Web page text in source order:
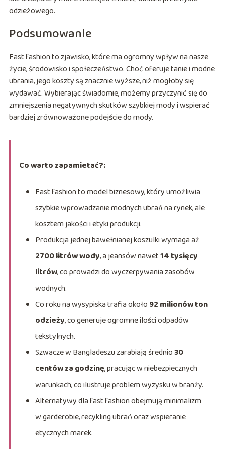
odzieżowego.
Podsumowanie
Fast fashion to zjawisko, które ma ogromny wpływ na nasze
życie, środowisko i społeczeństwo. Choć oferuje tanie i modne
ubrania, jego koszty są znacznie wyższe, niż mogłoby się
wydawać. Wybierając świadomie, możemy przyczynić się do
zmniejszenia negatywnych skutków szybkiej mody i wspierać
bardziej zrównoważone podejście do mody.
Co warto zapamietać?:
Fast fashion to model biznesowy, który umożliwia
szybkie wprowadzanie modnych ubrań na rynek, ale
kosztem jakości i etyki produkcji.
Produkcja jednej bawełnianej koszulki wymaga aż
2700 litrów wody, a jeansów nawet14 tysięcy
litrów, co prowadzi do wyczerpywania zasobów
wodnych.
Co roku na wysypiska trafia około 92 milionów ton
odzieży, co generuje ogromne ilości odpadów
tekstylnych.
Szwacze w Bangladeszu zarabiają średnio30
centów za godzinę, pracując w niebezpiecznych
warunkach, co ilustruje problem wyzysku w branży.
Alternatywy dla fast fashion obejmują minimalizm
w garderobie, recykling ubrań oraz wspieranie
etycznych marek.